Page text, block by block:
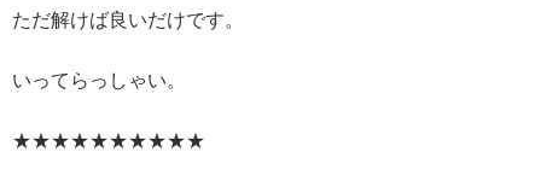
ただ解けば良いだけです。
いってらっしゃい。
★★★★★★★★★★